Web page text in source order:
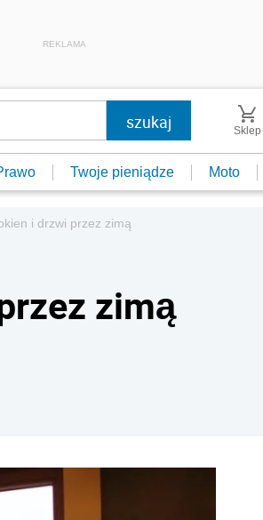
REKLAMA
Sklep
Twoje pieniądze Moto
i drzwi przez zimą
zimą